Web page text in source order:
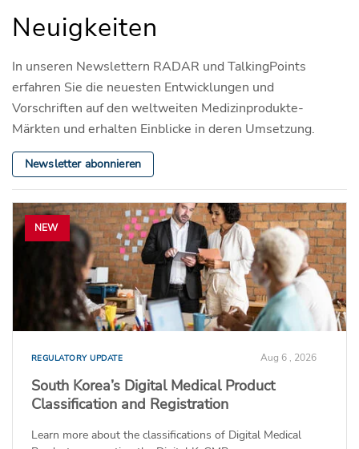
Neuigkeiten
In unseren Newslettern RADAR und TalkingPoints
erfahren Sie die neuesten Entwicklungen und
Vorschriften auf den weltweiten Medizinprodukte-
Märkten und erhalten Einblicke in deren Umsetzung.
Newsletter abonnieren
NEW
REGULATORY UPDATE Aug 6 , 2026
South Korea’s Digital Medical Product
Classification and Registration
Learn more about the classifications of Digital Medical